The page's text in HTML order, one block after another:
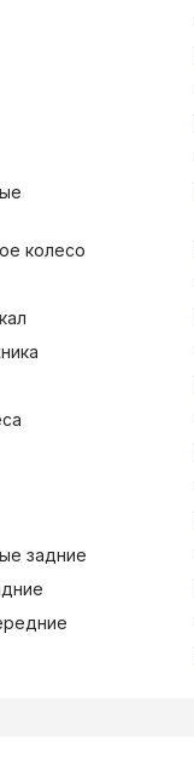
колесо
задние